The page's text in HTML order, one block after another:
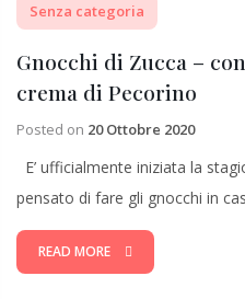
Senza categoria
Gnocchi di Zucca –
crema di Pecorino
Posted on 20 Ottobre 2020
E’ ufficialmente iniziata la
pensato di fare gli gnocchi in
READ MORE